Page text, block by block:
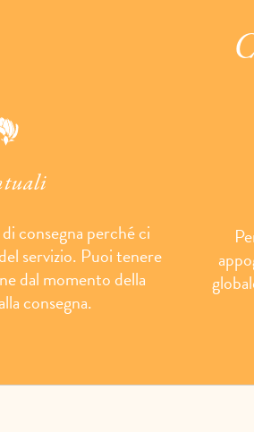
consegna perché ci
servizio. Puoi tenere
dal momento della
consegna.